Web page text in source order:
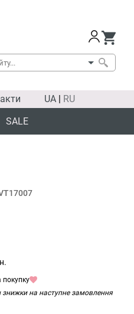
UA | RU
SALE
покупку
знижки на наступне замовлення